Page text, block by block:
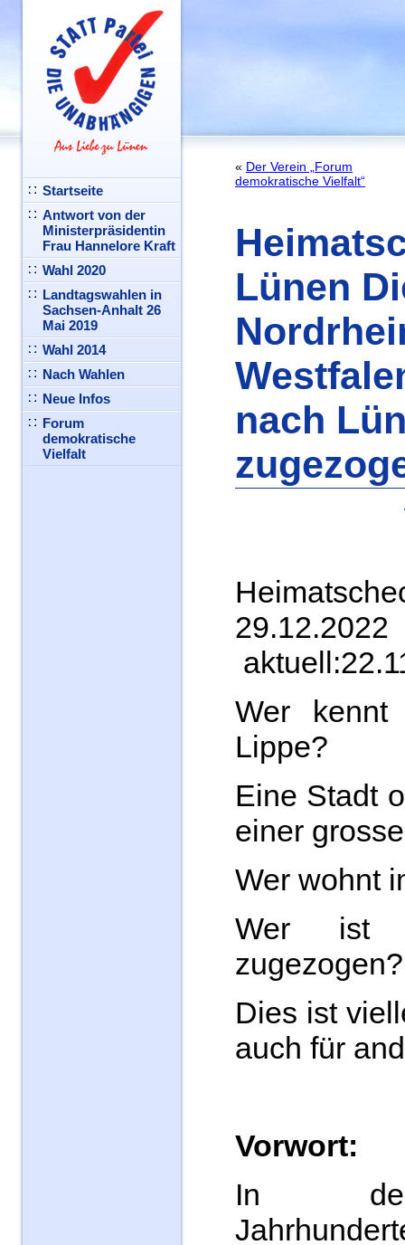
Startseite
Antwort von der
Ministerpräsidentin
Frau Hannelore Kraft
Wahl 2020
Landtagswahlen in
Sachsen-Anhalt 26
Mai 2019
Wahl 2014
Nach Wahlen
Neue Infos
Forum
demokratische
Vielfalt
« Der Verein „Forum
demokratische Vielfalt“
Lünen
nach
Wer
Lippe?
Eine Stadt
einer
Wer wohnt
Wer ist
zugezogen?
Dies ist
auch für
Vorwort:
In